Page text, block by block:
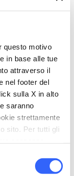
questo motivo
in base alle tue
attraverso il
nel footer del
sulla X in alto
saranno
strettamente
sito. Per tutti gli
originali.